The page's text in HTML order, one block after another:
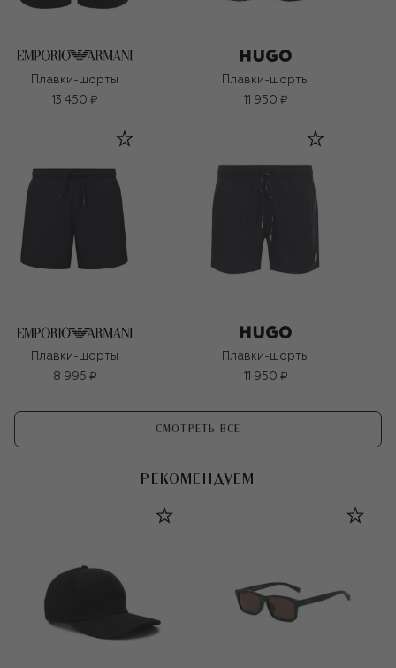
Плавки-шорты
13 450 ₽
Плавки-шорты
11 950 ₽
Плавки-шорты
8 995 ₽
Плавки-шорты
11 950 ₽
СМОТРЕТЬ ВСЕ
РЕКОМЕНДУЕМ